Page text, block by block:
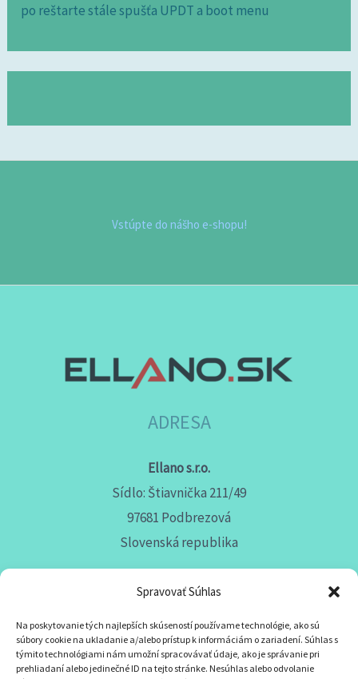
Spravovať Súhlas
Na poskytovanie tých najlepších skúseností používame technológie, ako sú
súbory cookie na ukladanie a/alebo prístup k informáciám o zariadení. Súhlas s
týmito technológiami nám umožní spracovávať údaje, ako je správanie pri
prehliadaní alebo jedinečné ID na tejto stránke. Nesúhlas alebo odvolanie
po reštarte stále spušťa UPDT a boot menu
Vstúpte do nášho e-shopu!
ADRESA
Ellano s.r.o.
Sídlo: Štiavnička 211/49
97681 Podbrezová
Slovenská republika
KONTAKT